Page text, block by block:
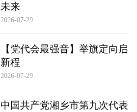
未来
2026-07-29
【党代会最强音】举旗定向启
新程
2026-07-29
中国共产党湘乡市第九次代表